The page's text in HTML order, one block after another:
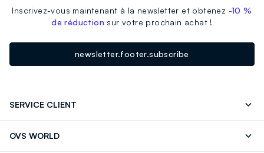
Inscrivez-vous maintenant à la newsletter et obtenez -10 %
de réduction sur votre prochain achat !
newsletter.footer.subscribe
SERVICE CLIENT
OVS WORLD